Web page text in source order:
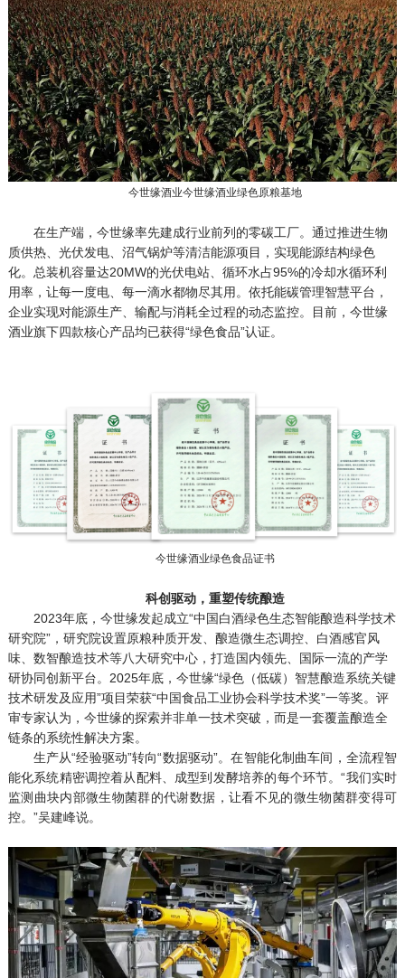
今世缘酒业今世缘酒业绿色原粮基地
在生产端，今世缘率先建成行业前列的零碳工厂。通过推进生物
质供热、光伏发电、沼气锅炉等清洁能源项目，实现能源结构绿色
化。总装机容量达20MW的光伏电站、循环水占95%的冷却水循环利
用率，让每一度电、每一滴水都物尽其用。依托能碳管理智慧平台，
企业实现对能源生产、输配与消耗全过程的动态监控。目前，今世缘
酒业旗下四款核心产品均已获得“绿色食品”认证。
今世缘酒业绿色食品证书
科创驱动，重塑传统酿造
2023年底，今世缘发起成立“中国白酒绿色生态智能酿造科学技术
研究院”，研究院设置原粮种质开发、酿造微生态调控、白酒感官风
味、数智酿造技术等八大研究中心，打造国内领先、国际一流的产学
研协同创新平台。2025年底，今世缘“绿色（低碳）智慧酿造系统关键
技术研发及应用”项目荣获“中国食品工业协会科学技术奖”一等奖。评
审专家认为，今世缘的探索并非单一技术突破，而是一套覆盖酿造全
链条的系统性解决方案。
生产从“经验驱动”转向“数据驱动”。在智能化制曲车间，全流程智
能化系统精密调控着从配料、成型到发酵培养的每个环节。“我们实时
监测曲块内部微生物菌群的代谢数据，让看不见的微生物菌群变得可
控。”吴建峰说。